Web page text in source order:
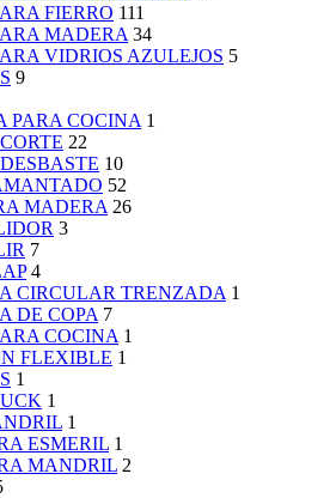
FIERRO 111
MADERA 34
VIDRIOS AZULEJOS 5
9
PARA COCINA 1
22
10
52
MADERA 26
3
7
4
CIRCULAR TRENZADA 1
DE COPA 7
COCINA 1
FLEXIBLE 1
1
1
1
ESMERIL 1
MANDRIL 2